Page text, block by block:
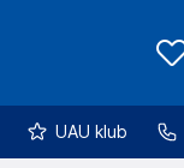
UAU klub